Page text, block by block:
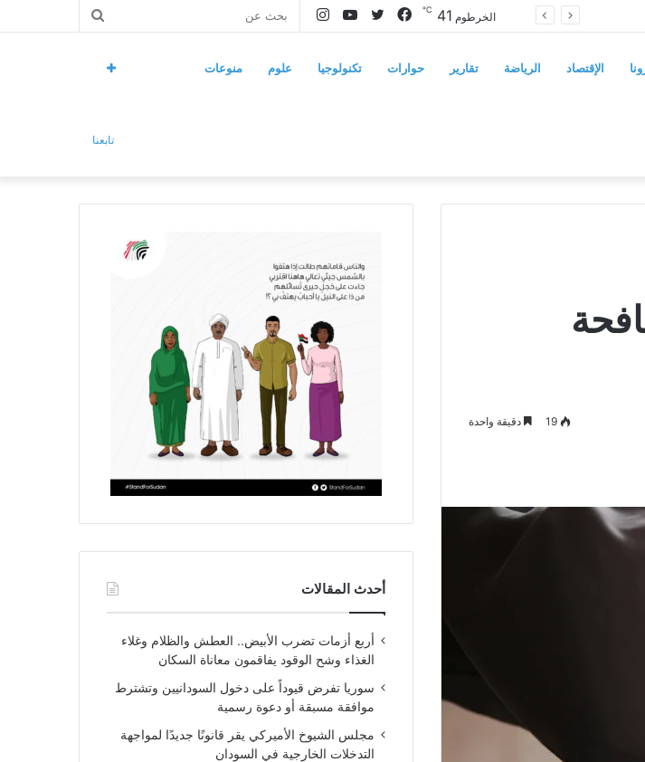
بحث
انستقراميوتيوبتويتر
فيسبوك الخرطوم 41
℃
الإقتصاد الرياضة تقارير حوارات تكنولوجيا علوم منوعات
تابعنا
19 دقيقة واحدة
أحدث المقالات
أربع أزمات تضرب الأبيض.. العطش والظلام وغلاء
الغذاء وشح الوقود يفاقمون معاناة السكان
سوريا تفرض قيوداً على دخول السودانيين وتشترط
موافقة مسبقة أو دعوة رسمية
مجلس الشيوخ الأميركي يقر قانونًا جديدًا لمواجهة
التدخلات الخارجية في السودان